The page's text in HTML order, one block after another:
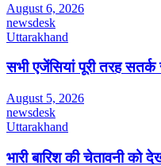
August 6, 2026
newsdesk
Uttarakhand
सभी एजेंसियां पूरी तरह सतर्क
August 5, 2026
newsdesk
Uttarakhand
भारी बारिश की चेतावनी